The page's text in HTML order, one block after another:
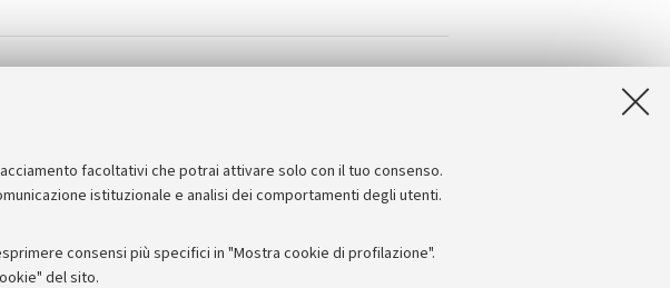
facoltativi che potrai attivare solo con il tuo consenso.
istituzionale e analisi dei comportamenti degli utenti.
consensi più specifici in "Mostra cookie di profilazione".
del sito.